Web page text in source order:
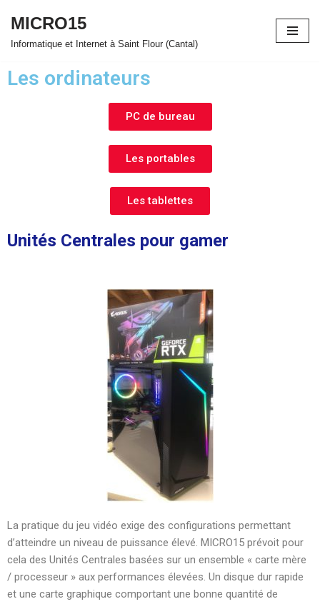
Aller
contenu
MICRO15
Informatique et Internet à Saint Flour (Cantal)
Les ordinateurs
PC de bureau
Les portables
Les tablettes
Unités Centrales pour gamer
La pratique du jeu vidéo exige des configurations permettant
d’atteindre un niveau de puissance élevé. MICRO15 prévoit pour
cela des Unités Centrales basées sur un ensemble « carte mère
/ processeur » aux performances élevées. Un disque dur rapide
et une carte graphique comportant une bonne quantité de